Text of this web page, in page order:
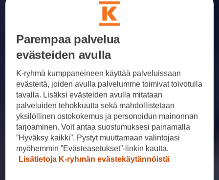
Parempaa palvelua
evästeiden avulla
K-ryhmä kumppaneineen käyttää palveluissaan
evästeitä, joiden avulla palvelumme toimivat toivotulla
tavalla. Lisäksi evästeiden avulla mitataan
palveluiden tehokkuutta sekä mahdollistetaan
yksilöllinen ostokokemus ja personoidun mainonnan
tarjoaminen. Voit antaa suostumuksesi painamalla
”Hyväksy kaikki”. Pystyt muuttamaan valintojasi
myöhemmin ”Evästeasetukset”-linkin kautta.
Lisätietoja K-ryhmän evästekäytännöistä